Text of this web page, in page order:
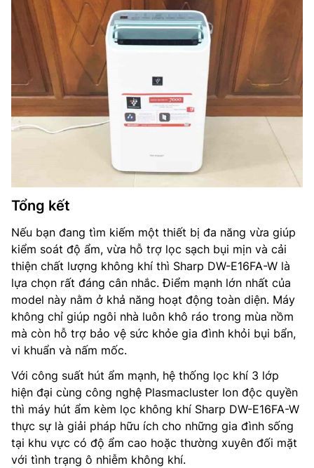
Tổng kết
Nếu bạn đang tìm kiếm một thiết bị đa năng vừa giúp
kiểm soát độ ẩm, vừa hỗ trợ lọc sạch bụi mịn và cải
thiện chất lượng không khí thì Sharp DW-E16FA-W là
lựa chọn rất đáng cân nhắc. Điểm mạnh lớn nhất của
model này nằm ở khả năng hoạt động toàn diện. Máy
không chỉ giúp ngôi nhà luôn khô ráo trong mùa nồm
mà còn hỗ trợ bảo vệ sức khỏe gia đình khỏi bụi bẩn,
vi khuẩn và nấm mốc.
Với công suất hút ẩm mạnh, hệ thống lọc khí 3 lớp
hiện đại cùng công nghệ Plasmacluster Ion độc quyền
thì máy hút ẩm kèm lọc không khí Sharp DW-E16FA-W
thực sự là giải pháp hữu ích cho những gia đình sống
tại khu vực có độ ẩm cao hoặc thường xuyên đối mặt
với tình trạng ô nhiễm không khí.